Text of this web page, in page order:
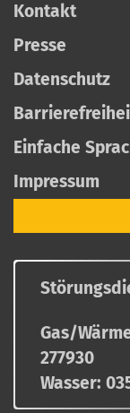
Kontakt
Presse
Datenschutz
Einfache
Impressum
Gas/
277930
Wasser: